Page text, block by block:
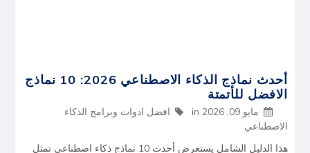
أحدث نماذج الذكاء الاصطناعي 2026: 10 نماذج
الافضل للأتمتة
مايو 09, 2026 in
افضل ادوات وبرامج الذكاء
الاصطناعي
هذا الدليل الشامل يستعرض أحدث 10 نماذج ذكاء اصطناعي تمثل